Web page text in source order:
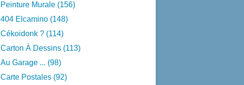
Peinture Murale (156)
404 Elcamino (148)
Cékoidonk ? (114)
Carton À Dessins (113)
Au Garage ... (98)
Carte Postales (92)